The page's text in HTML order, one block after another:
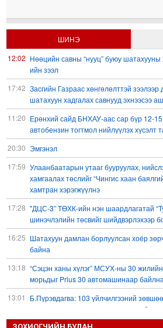
ШИНЭ
12:02 Нөөцийн савны “нууц” буюу
ийн зээл
17:42 Засгийн Газраас хөнгөлөлттэй
шатахуун хадгалах савнууд эхнээсээ
11:20 Ерөнхий сайд БНХАУ-аас сар бүр 12-
автобензин тогтмол нийлүүлэх хүсэлт
20:30 Эмгэнэл
17:59 Улаанбаатарын утааг бууруулах,
хамгаалах төслийг “Чингис хаан
хамтран хэрэгжүүлнэ
17:28 "ДЦС-3” ТӨХК-ийн нэн шаардлагатай
шинэчлэлийн төсвийг шийдвэрлэхээр
16:25 Шатахуун дамлан борлуулсан хоёр
байна
13:18 “Сэцэн ханы хүлэг” МСУХ-ны 30
морьдыг Prius 30 автомашинаар байлна
13:01
Б.Пүрэвдагва: 103 үйлчилгээний
хүнд суртал, олон шат дамжлагыг
өргөжүүлэх боломжтой боллоо